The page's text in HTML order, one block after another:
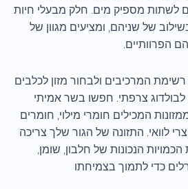
לשתות מספיק מים. חלק מבעלי חיות
של שניהם, ומציעים מגוון של
הפרוותיים.
המרכיבים ולבחור מזון לכלבים
צרפתי. חפשו בשר אמיתי
המכילים חומרי מילוי, חומרים
לוואי. התזונה של הגור שלך צריכה
הנכונות של חלבון, שומן,
כדי לתמוך בצמיחתו